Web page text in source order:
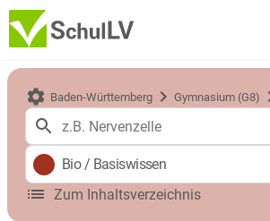
Baden-Württemberg Gymnasium (G8)
Bio/ Basiswissen
Zum Inhaltsverzeichnis